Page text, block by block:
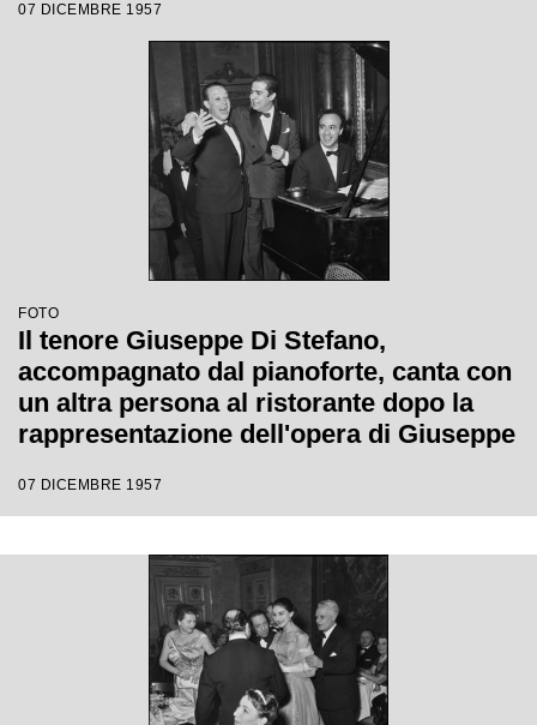
quale è stata inaugurata la stagione
lirica 1957-1958 del Teatro alla Scala
07 DICEMBRE 1957
FOTO
Il tenore Giuseppe Di Stefano,
accompagnato dal pianoforte, canta con
un altra persona al ristorante dopo la
rappresentazione dell'opera di Giuseppe
Gianandrea Gavazzeni e con la regia di
stata inaugurata la stagione lirica 1957-
1958 del Teatro alla Scala
07 DICEMBRE 1957